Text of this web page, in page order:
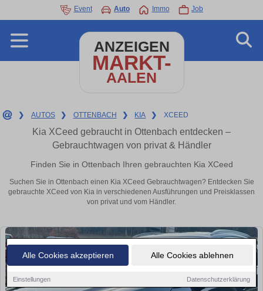
Alle Cookies akzeptieren Alle Cookies ablehnen
Einstellungen Datenschutzerklärung
Event Auto Immo Job
ANZEIGEN
MARKT-
AALEN
❯ AUTOS ❯ OTTENBACH ❯ KIA ❯ XCEED
Kia XCeed gebraucht in Ottenbach entdecken –
Gebrauchtwagen von privat & Händler
Finden Sie in Ottenbach Ihren gebrauchten Kia XCeed
Suchen Sie in Ottenbach einen Kia XCeed Gebrauchtwagen? Entdecken Sie
gebrauchte XCeed von Kia in verschiedenen Ausführungen und Preisklassen
von privat und vom Händler.